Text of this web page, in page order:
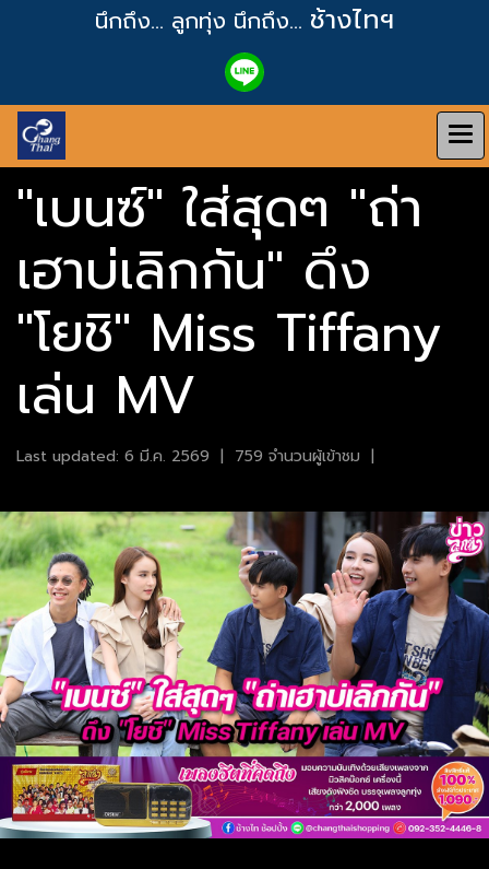
นึกถึง... ลูกทุ่ง นึกถึง... ช้างไทฯ
"เบนซ์" ใส่สุดๆ "ถ่า
เฮาบ่เลิกกัน" ดึง
"โยชิ" Miss Tiffany
เล่น MV
Last updated: 6 มี.ค. 2569 | 759 จำนวนผู้เข้าชม |